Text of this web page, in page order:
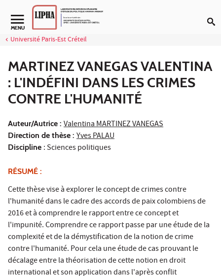
Aller au contenu
Navigation secondaire
MENU
Université Paris-Est Créteil
MARTINEZ VANEGAS VALENTINA
: L'INDÉFINI DANS LES CRIMES
CONTRE L'HUMANITÉ
Auteur/Autrice : Valentina MARTINEZ VANEGAS
Direction de thèse : Yves PALAU
Discipline : Sciences politiques
RÉSUMÉ :
Cette thèse vise à explorer le concept de crimes contre
l'humanité dans le cadre des accords de paix colombiens de
2016 et à comprendre le rapport entre ce concept et
l'impunité. Comprendre ce rapport passe par une étude de la
complexité et de la démystification de la notion de crime
contre l'humanité. Pour cela une étude de cas prouvant le
décalage entre la théorisation de cette notion en droit
international et son application dans l'après conflit